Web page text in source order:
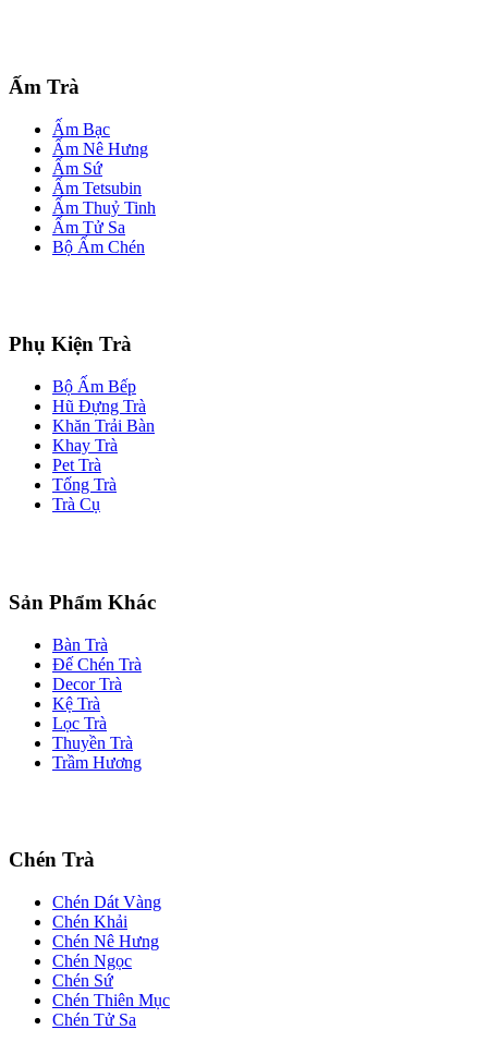
Ấm Trà
Ấm Bạc
Ấm Nê Hưng
Ấm Sứ
Ấm Tetsubin
Ấm Thuỷ Tinh
Ấm Tử Sa
Bộ Ấm Chén
Phụ Kiện Trà
Bộ Ấm Bếp
Hũ Đựng Trà
Khăn Trải Bàn
Khay Trà
Pet Trà
Tống Trà
Trà Cụ
Sản Phẩm Khác
Bàn Trà
Đế Chén Trà
Decor Trà
Kệ Trà
Lọc Trà
Thuyền Trà
Trầm Hương
Chén Trà
Chén Dát Vàng
Chén Khải
Chén Nê Hưng
Chén Ngọc
Chén Sứ
Chén Thiên Mục
Chén Tử Sa